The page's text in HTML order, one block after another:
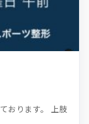
おります。 上肢